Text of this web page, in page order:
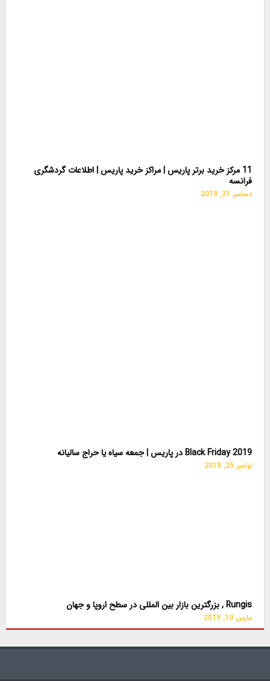
11 مرکز خرید برتر پاریس | مراکز خرید پاریس | اطلاعات گردشگری
فرانسه
دسامبر 31, 2019
Black Friday 2019 در پاریس | جمعه سیاه یا حراج سالیانه
نوامبر 25, 2019
Rungis , بزرگترین بازار بین المللی در سطح اروپا و جهان
مارس 10, 2019